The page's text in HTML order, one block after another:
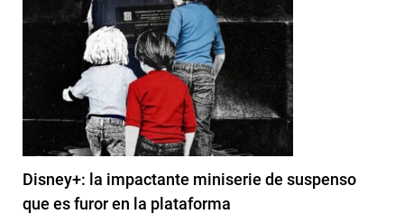
Disney+: la impactante miniserie de suspenso
que es furor en la plataforma